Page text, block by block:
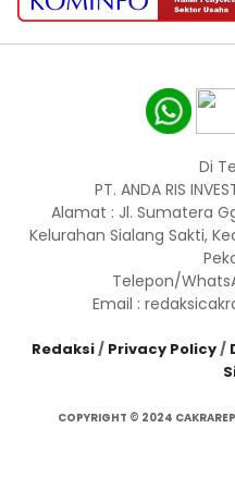
Di
PT. ANDA RIS
Alamat : Jl. Sumatera
Kelurahan Sialang Sakti,
Telepon/
Email :
Redaksi/ Privacy Policy/
COPYRIGHT © 2024